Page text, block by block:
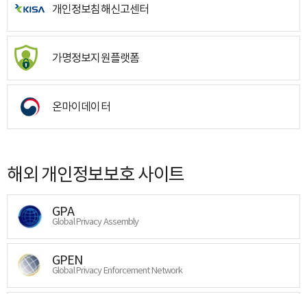
개인정보침해신고센터
가명정보지원플랫폼
온마이데이터
해외 개인정보보호 사이트
GPA
Global Privacy Assembly
GPEN
Global Privacy Enforcement Network